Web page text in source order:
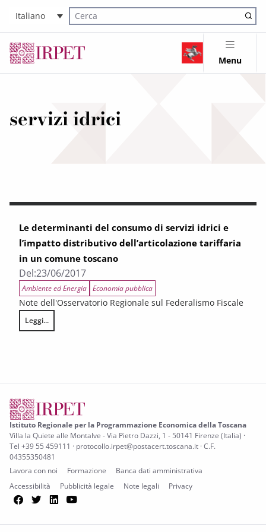
Italiano
Cerca nel sito
Menu
servizi idrici
Le determinanti del consumo di servizi idrici e
l’impatto distributivo dell’articolazione tariffaria
in un comune toscano
Del:23/06/2017
Ambiente ed Energia Economia pubblica
Note dell'Osservatorio Regionale sul Federalismo Fiscale
Leggi...
Le determinanti del consumo di servizi idrici e l’impatto distributivo
Istituto Regionale per la Programmazione Economica della Toscana
Villa la Quiete alle Montalve - Via Pietro Dazzi, 1 - 50141 Firenze (Italia) ·
Tel +39 55 459111 · protocollo.irpet@postacert.toscana.it · C.F.
04355350481
Lavora con noi
Formazione
Banca dati amministrativa
Accessibilità
Pubblicità legale Note legali Privacy
Facebook
TwitterLinkedIn